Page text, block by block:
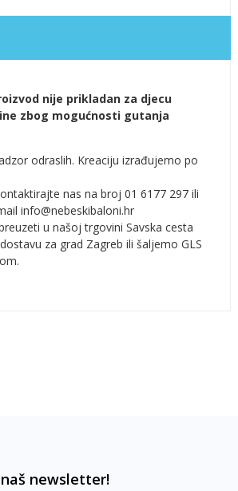
nije prikladan za djecu
zbog mogućnosti gutanja
odraslih. Kreaciju izrađujemo po
nas na broj 01 6177 297 ili
info@nebeskibaloni.hr
u našoj trgovini Savska cesta
za grad Zagreb ili šaljemo GLS
newsletter!